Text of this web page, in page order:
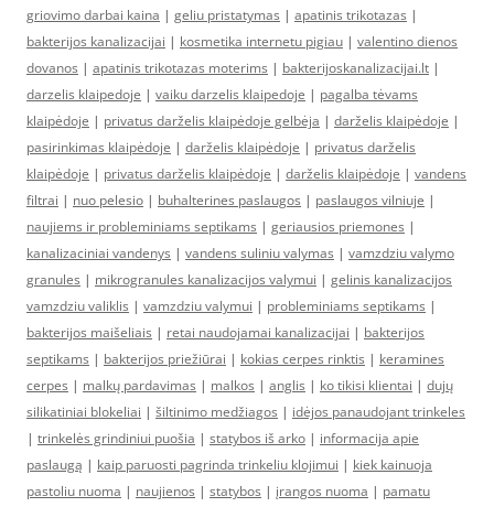
griovimo darbai kaina | geliu pristatymas | apatinis trikotazas |
bakterijos kanalizacijai | kosmetika internetu pigiau | valentino dienos
dovanos | apatinis trikotazas moterims | bakterijoskanalizacijai.lt |
darzelis klaipedoje | vaiku darzelis klaipedoje | pagalba tėvams
klaipėdoje | privatus darželis klaipėdoje gelbėja | darželis klaipėdoje |
pasirinkimas klaipėdoje | darželis klaipėdoje | privatus darželis
klaipėdoje | privatus darželis klaipėdoje | darželis klaipėdoje | vandens
filtrai | nuo pelesio | buhalterines paslaugos | paslaugos vilniuje |
naujiems ir probleminiams septikams | geriausios priemones |
kanalizaciniai vandenys | vandens suliniu valymas | vamzdziu valymo
granules | mikrogranules kanalizacijos valymui | gelinis kanalizacijos
vamzdziu valiklis | vamzdziu valymui | probleminiams septikams |
bakterijos maišeliais | retai naudojamai kanalizacijai | bakterijos
septikams | bakterijos priežiūrai | kokias cerpes rinktis | keramines
cerpes | malkų pardavimas | malkos | anglis | ko tikisi klientai | dujų
silikatiniai blokeliai | šiltinimo medžiagos | idėjos panaudojant trinkeles
| trinkelės grindiniui puošia | statybos iš arko | informacija apie
paslaugą | kaip paruosti pagrinda trinkeliu klojimui | kiek kainuoja
pastoliu nuoma | naujienos | statybos | įrangos nuoma | pamatu